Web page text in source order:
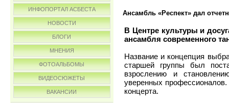
ИНФОПОРТАЛ АСБЕСТА
НОВОСТИ
БЛОГИ
МНЕНИЯ
ФОТОАЛЬБОМЫ
ВИДЕОСЮЖЕТЫ
ВАКАНСИИ
Ансамбль «Респект» дал
В Центре культуры и
ансамбля современного
Название и концепция
старшей группы был
взрослению и
уверенных
концерта.